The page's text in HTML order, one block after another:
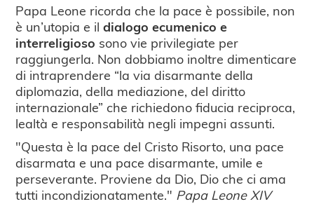
Papa Leone ricorda che la pace è possibile, non
è un’utopia e ildialogo ecumenico e
interreligioso sono vie privilegiate per
raggiungerla. Non dobbiamo inoltre dimenticare
di intraprendere “la via disarmante della
diplomazia, della mediazione, del diritto
internazionale” che richiedono fiducia reciproca,
lealtà e responsabilità negli impegni assunti.
"Questa è la pace del Cristo Risorto, una pace
disarmata e una pace disarmante, umile e
perseverante. Proviene da Dio, Dio che ci ama
tutti incondizionatamente." Papa Leone XIV